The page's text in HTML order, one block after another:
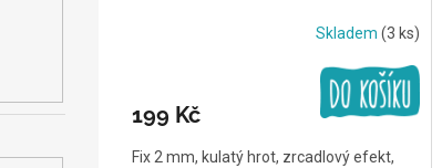
Skladem (3 ks)
199 Kč
Fix 2 mm, kulatý hrot, zrcadlový efekt,